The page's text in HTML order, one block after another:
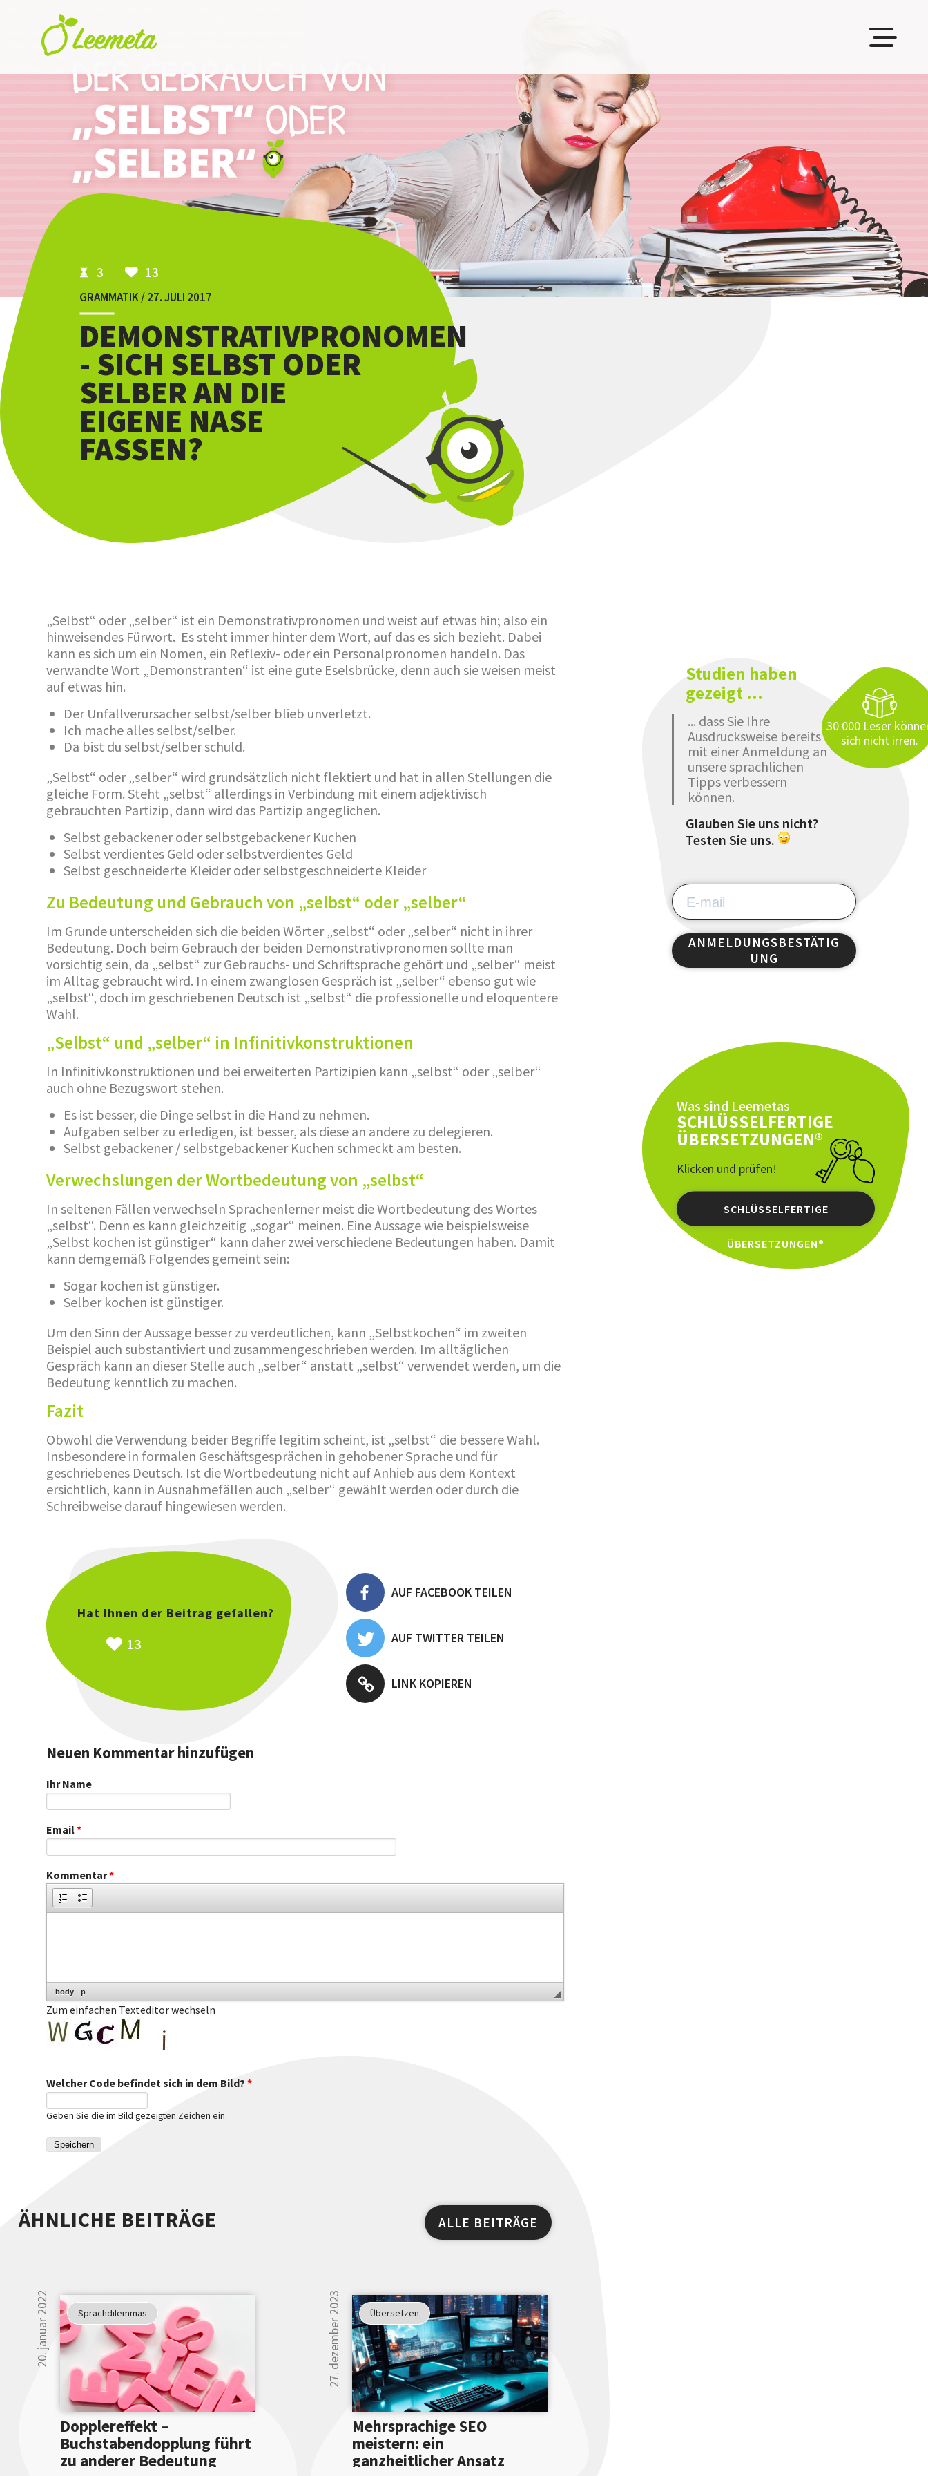
3 13
GRAMMATIK / 27. JULI 2017
DEMONSTRATIVPRONOMEN
- SICH SELBST ODER
SELBER AN DIE
EIGENE NASE
FASSEN?
„Selbst“ oder „selber“ ist ein Demonstrativpronomen und weist auf etwas hin; also ein
hinweisendes Fürwort. Es steht immer hinter dem Wort, auf das es sich bezieht. Dabei
kann es sich um ein Nomen, ein Reflexiv- oder ein Personalpronomen handeln. Das
verwandte Wort „Demonstranten“ ist eine gute Eselsbrücke, denn auch sie weisen meist
auf etwas hin.
Der Unfallverursacher selbst/selber blieb unverletzt.
Ich mache alles selbst/selber.
Da bist du selbst/selber schuld.
„Selbst“ oder „selber“ wird grundsätzlich nicht flektiert und hat in allen Stellungen die
gleiche Form. Steht „selbst“ allerdings in Verbindung mit einem adjektivisch
gebrauchten Partizip, dann wird das Partizip angeglichen.
Selbst gebackener oder selbstgebackener Kuchen
Selbst verdientes Geld oder selbstverdientes Geld
Selbst geschneiderte Kleider oder selbstgeschneiderte Kleider
Zu Bedeutung und Gebrauch von „selbst“ oder „selber“
Im Grunde unterscheiden sich die beiden Wörter „selbst“ oder „selber“ nicht in ihrer
Bedeutung. Doch beim Gebrauch der beiden Demonstrativpronomen sollte man
vorsichtig sein, da „selbst“ zur Gebrauchs- und Schriftsprache gehört und „selber“ meist
im Alltag gebraucht wird. In einem zwanglosen Gespräch ist „selber“ ebenso gut wie
„selbst“, doch im geschriebenen Deutsch ist „selbst“ die professionelle und eloquentere
Wahl.
„Selbst“ und „selber“ in Infinitivkonstruktionen
In Infinitivkonstruktionen und bei erweiterten Partizipien kann „selbst“ oder „selber“
auch ohne Bezugswort stehen.
Es ist besser, die Dinge selbst in die Hand zu nehmen.
Aufgaben selber zu erledigen, ist besser, als diese an andere zu delegieren.
Selbst gebackener / selbstgebackener Kuchen schmeckt am besten.
Verwechslungen der Wortbedeutung von „selbst“
In seltenen Fällen verwechseln Sprachenlerner meist die Wortbedeutung des Wortes
„selbst“. Denn es kann gleichzeitig „sogar“ meinen. Eine Aussage wie beispielsweise
„Selbst kochen ist günstiger“ kann daher zwei verschiedene Bedeutungen haben. Damit
kann demgemäß Folgendes gemeint sein:
Sogar kochen ist günstiger.
Selber kochen ist günstiger.
Um den Sinn der Aussage besser zu verdeutlichen, kann „Selbstkochen“ im zweiten
Beispiel auch substantiviert und zusammengeschrieben werden. Im alltäglichen
Gespräch kann an dieser Stelle auch „selber“ anstatt „selbst“ verwendet werden, um die
Bedeutung kenntlich zu machen.
Fazit
Obwohl die Verwendung beider Begriffe legitim scheint, ist „selbst“ die bessere Wahl.
Insbesondere in formalen Geschäftsgesprächen in gehobener Sprache und für
geschriebenes Deutsch. Ist die Wortbedeutung nicht auf Anhieb aus dem Kontext
ersichtlich, kann in Ausnahmefällen auch „selber“ gewählt werden oder durch die
Schreibweise darauf hingewiesen werden.
Hat Ihnen der Beitrag gefallen?
13
AUF FACEBOOK TEILEN
AUF TWITTER TEILEN
LINK KOPIEREN
Neuen Kommentar hinzufügen
Ihr Name
Email*
Kommentar*
body p
Zum einfachen Texteditor wechseln
Welcher Code befindet sich in dem Bild?*
Geben Sie die im Bild gezeigten Zeichen ein.
ÄHNLICHE BEITRÄGE ALLE BEITRÄGE
20. januar 2022 Sprachdilemmas
Dopplereffekt –
Buchstabendopplung führt
zu anderer Bedeutung
27. dezember 2023 Übersetzen
Mehrsprachige SEO
meistern: ein
ganzheitlicher Ansatz
Studien haben
gezeigt ...
... dass Sie Ihre
Ausdrucksweise bereits
mit einer Anmeldung an
unsere sprachlichen
Tipps verbessern
können.
Glauben Sie uns nicht?
Testen Sie uns.
30 000 Leser
sich nicht irren.
ANMELDUNGSBESTÄTIG
UNG
Was sind Leemetas
SCHLÜSSELFERTIGE
ÜBERSETZUNGEN®
Klicken und prüfen!
SCHLÜSSELFERTIGE
ÜBERSETZUNGEN®